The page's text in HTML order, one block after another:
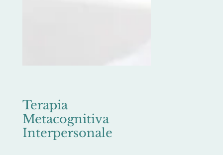
Terapia
Metacognitiva
Interpersonale